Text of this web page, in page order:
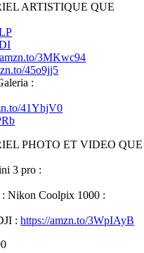
ARTISTIQUE QUE
3MKwc94
45o9jj5
:
41YhjV0
PHOTO ET VIDEO QUE
3 pro :
: Nikon Coolpix 1000 :
:https://amzn.to/3WpIAyB